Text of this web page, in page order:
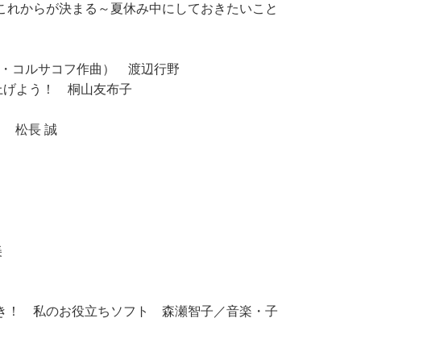
からが決まる～夏休み中にしておきたいこと
コルサコフ作曲） 渡辺行野
げよう！ 桐山友布子
松長 誠
！ 私のお役立ちソフト 森瀬智子／音楽・子